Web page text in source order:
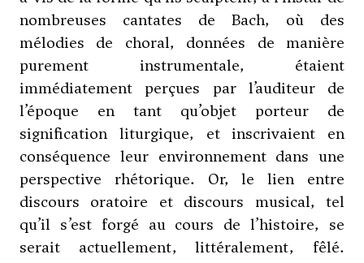
nombreuses cantates de Bach, où des
mélodies de choral, données de manière
purement instrumentale, étaient
immédiatement perçues par l’auditeur de
l’époque en tant qu’objet porteur de
signification liturgique, et inscrivaient en
conséquence leur environnement dans une
perspective rhétorique. Or, le lien entre
discours oratoire et discours musical, tel
qu’il s’est forgé au cours de l’histoire, se
serait actuellement, littéralement, fêlé.